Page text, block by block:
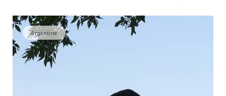
Argentine